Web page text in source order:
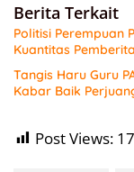
Berita Terkait
Politisi Perempuan
Kuantitas
Tangis Haru Guru
Kabar Baik
Post Views: 17